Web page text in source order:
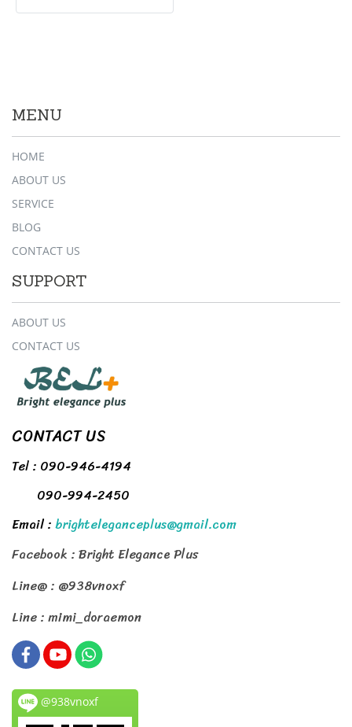
MENU
HOME
ABOUT US
SERVICE
BLOG
CONTACT US
SUPPORT
ABOUT US
CONTACT US
CONTACT US
Tel : 090-946-4194
090-994-2450
Email :brighteleganceplus@gmail.com
Facebook : Bright Elegance Plus
Line@ : @938vnoxf
Line : mimi_doraemon
@938vnoxf